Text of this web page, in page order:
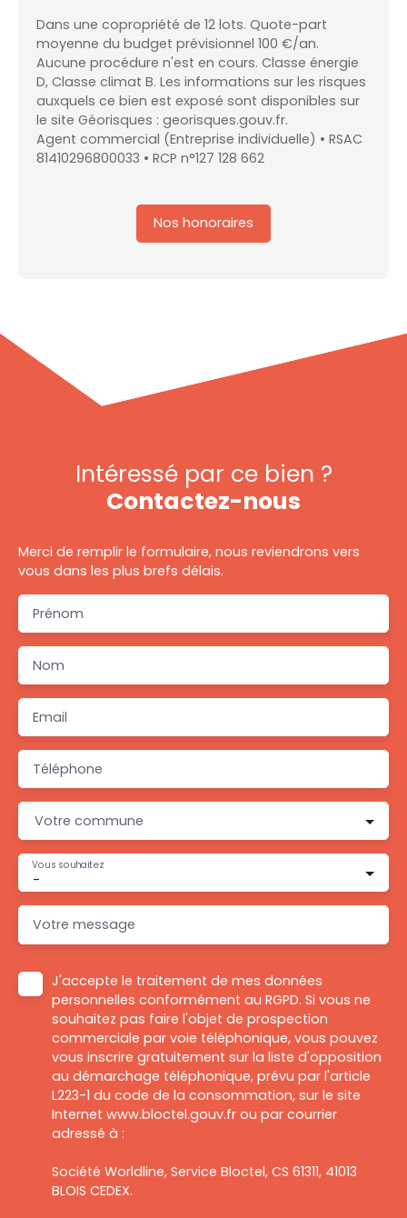
Dans une copropriété de 12 lots. Quote-part
moyenne du budget prévisionnel 100 €/an.
Aucune procédure n'est en cours. Classe énergie
D, Classe climat B. Les informations sur les risques
auxquels ce bien est exposé sont disponibles sur
le site Géorisques : georisques.gouv.fr.
Agent commercial (Entreprise individuelle) • RSAC
81410296800033 • RCP n°127 128 662
Nos honoraires
Intéressé par ce bien ?
Contactez-nous
Merci de remplir le formulaire, nous reviendrons vers
vous dans les plus brefs délais.
Prénom
Nom
Email
Téléphone
Votre commune
-
Vous souhaitez
Votre message
J'accepte le traitement de mes données
personnelles conformément au RGPD. Si vous ne
souhaitez pas faire l'objet de prospection
commerciale par voie téléphonique, vous pouvez
vous inscrire gratuitement sur la liste d'opposition
au démarchage téléphonique, prévu par l'article
L223-1 du code de la consommation, sur le site
Internet www.bloctel.gouv.fr ou par courrier
adressé à :
Société Worldline, Service Bloctel, CS 61311, 41013
BLOIS CEDEX.